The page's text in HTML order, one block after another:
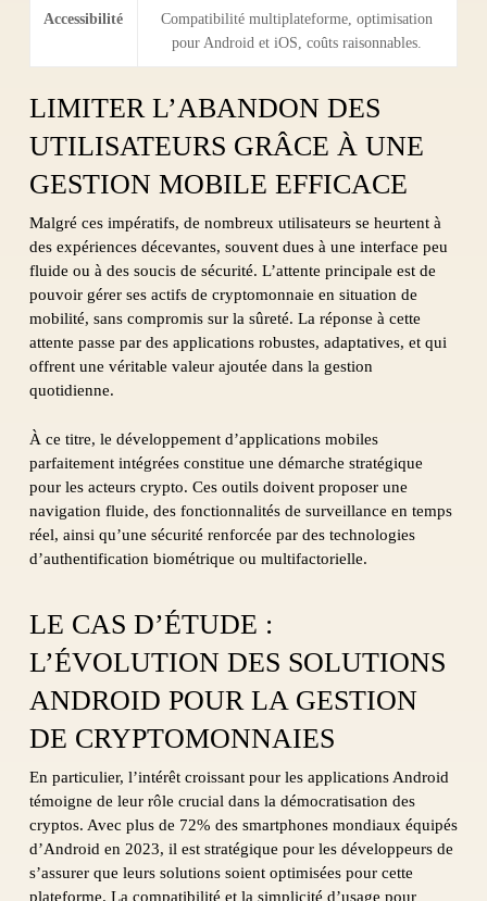
Accessibilité
Compatibilité multiplateforme, optimisation
pour Android et iOS, coûts raisonnables.
LIMITER L’ABANDON DES
UTILISATEURS GRÂCE À UNE
GESTION MOBILE EFFICACE
Malgré ces impératifs, de nombreux utilisateurs se heurtent à
des expériences décevantes, souvent dues à une interface peu
fluide ou à des soucis de sécurité. L’attente principale est de
pouvoir gérer ses actifs de cryptomonnaie en situation de
mobilité, sans compromis sur la sûreté. La réponse à cette
attente passe par des applications robustes, adaptatives, et qui
offrent une véritable valeur ajoutée dans la gestion
quotidienne.
À ce titre, le développement d’applications mobiles
parfaitement intégrées constitue une démarche stratégique
pour les acteurs crypto. Ces outils doivent proposer une
navigation fluide, des fonctionnalités de surveillance en temps
réel, ainsi qu’une sécurité renforcée par des technologies
d’authentification biométrique ou multifactorielle.
LE CAS D’ÉTUDE :
L’ÉVOLUTION DES SOLUTIONS
ANDROID POUR LA GESTION
DE CRYPTOMONNAIES
En particulier, l’intérêt croissant pour les applications Android
témoigne de leur rôle crucial dans la démocratisation des
cryptos. Avec plus de 72% des smartphones mondiaux équipés
d’Android en 2023, il est stratégique pour les développeurs de
s’assurer que leurs solutions soient optimisées pour cette
plateforme. La compatibilité et la simplicité d’usage pour